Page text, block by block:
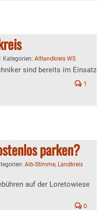
Kategorien: Altlandkreis WS
sind bereits im Einsatz
1
parken?
Aib-Stimme, Landkreis
auf der Loretowiese
0